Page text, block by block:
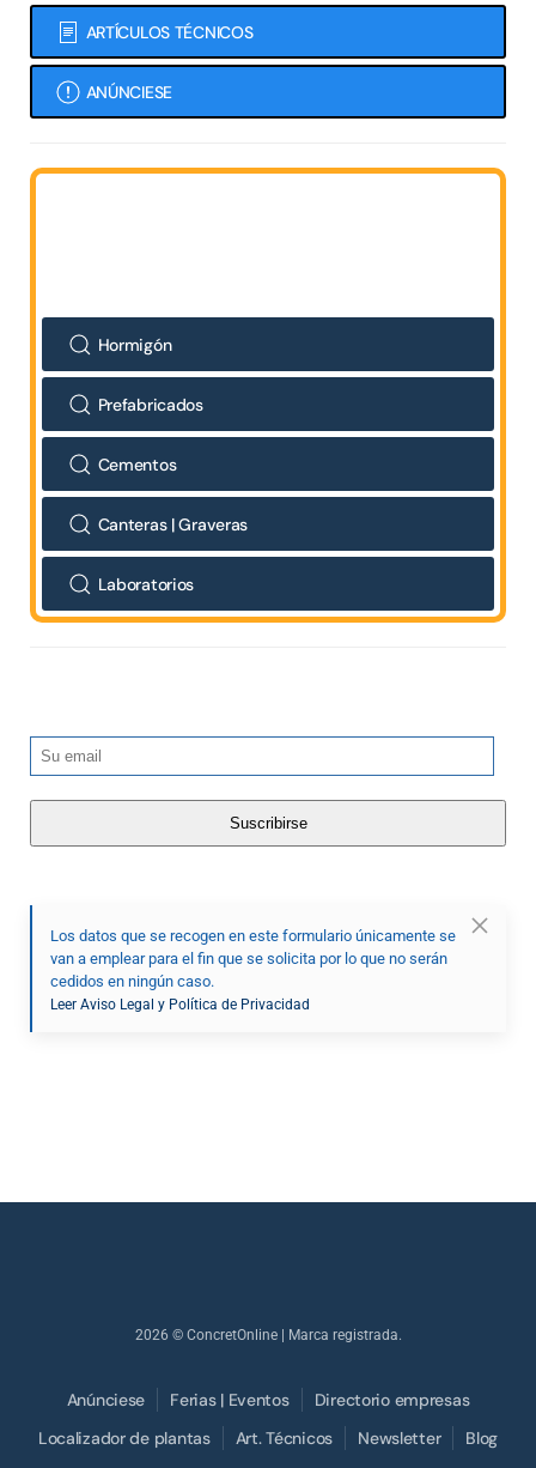
ARTÍCULOS TÉCNICOS
ANÚNCIESE
Hormigón
Prefabricados
Cementos
Canteras | Graveras
Laboratorios
Los datos que se recogen en este formulario únicamente se
van a emplear para el fin que se solicita por lo que no serán
cedidos en ningún caso.
Leer Aviso Legal y Política de Privacidad
2026 © ConcretOnline | Marca registrada.
Anúnciese Ferias | Eventos
Directorio empresas
Localizador de plantas
Art. Técnicos Newsletter Blog